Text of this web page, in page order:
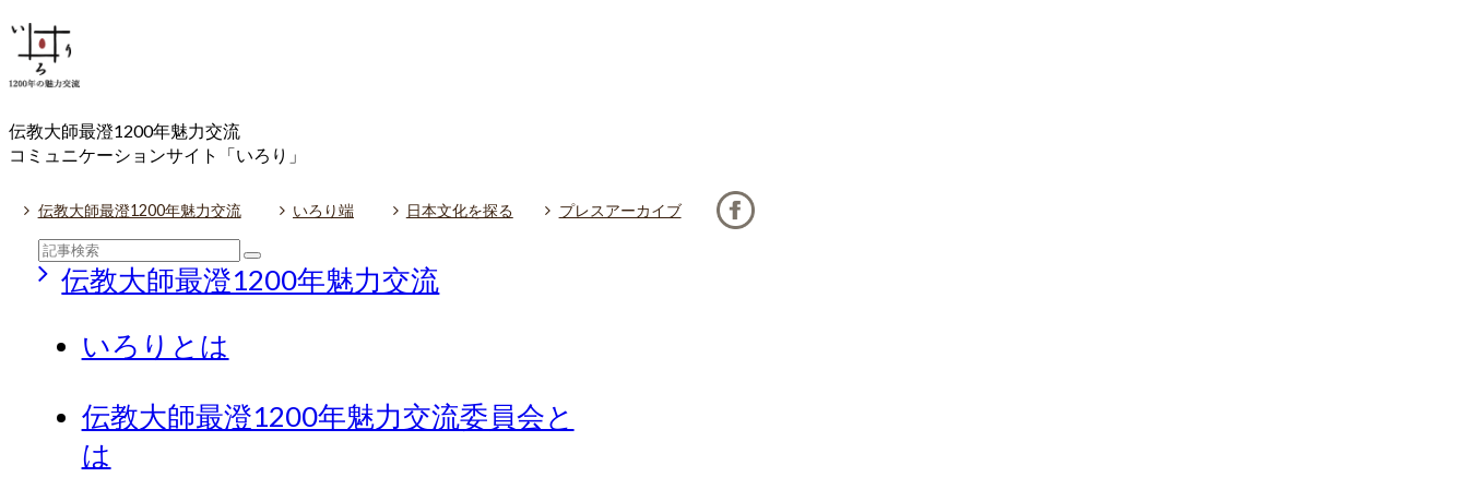
伝教大師最澄1200年魅力交流
コミュニケーションサイト「いろり」
伝教大師最澄1200年魅力交流 いろり端 日本文化を探る プレスアーカイブ
伝教大師最澄1200年魅力交流
いろりとは
伝教大師最澄1200年魅力交流委員会と
は